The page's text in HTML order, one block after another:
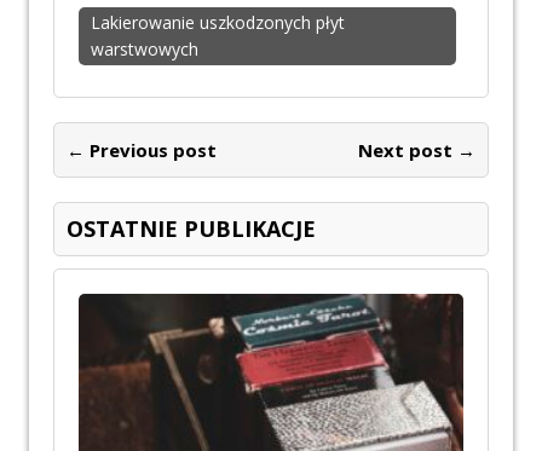
Lakierowanie uszkodzonych płyt
warstwowych
← Previous post Next post →
OSTATNIE PUBLIKACJE